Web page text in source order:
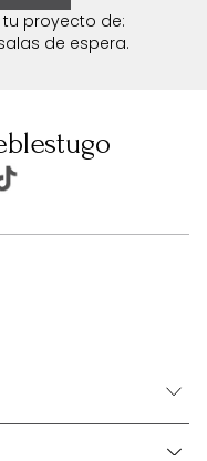
proyecto de:
de espera.